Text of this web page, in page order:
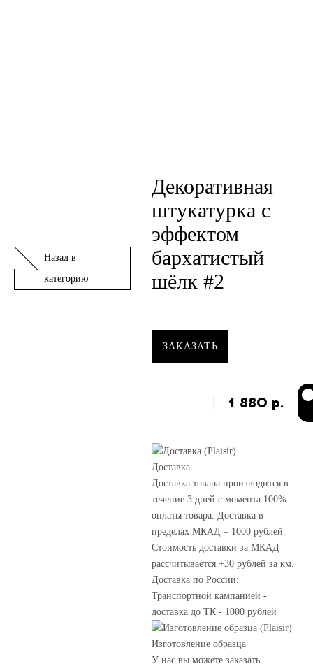
Назад в
категорию
Декоративная
штукатурка с
эффектом
бархатистый
шёлк #2
ЗАКАЗАТЬ
1 880 р.
Доставка
Доставка товара производится в
течение 3 дней с момента 100%
оплаты товара. Доставка в
пределах МКАД – 1000 рублей.
Стоимость доставки за МКАД
рассчитывается +30 рублей за км.
Доставка по России:
Транспортной кампанией -
доставка до ТК - 1000 рублей
Изготовление образца
У нас вы можете заказать